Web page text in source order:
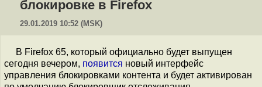
блокировке в Firefox
29.01.2019 10:52 (MSK)
В Firefox 65, который официально будет выпущен
сегодня вечером, появится новый интерфейс
управления блокировками контента и будет активирован